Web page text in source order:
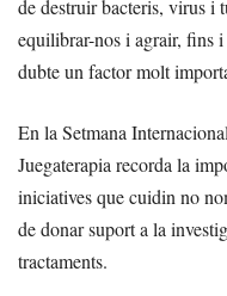
de destruir bacteris, virus i
equilibrar-nos i agrair, fins
dubte un factor molt
En la Setmana
Juegaterapia recorda la
iniciatives que cuidin no
de donar suport a la
tractaments.